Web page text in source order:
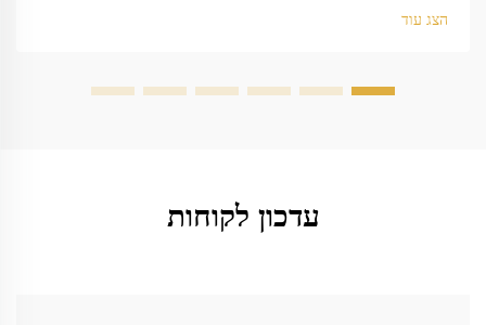
הצג עוד
עדכון לקוחות